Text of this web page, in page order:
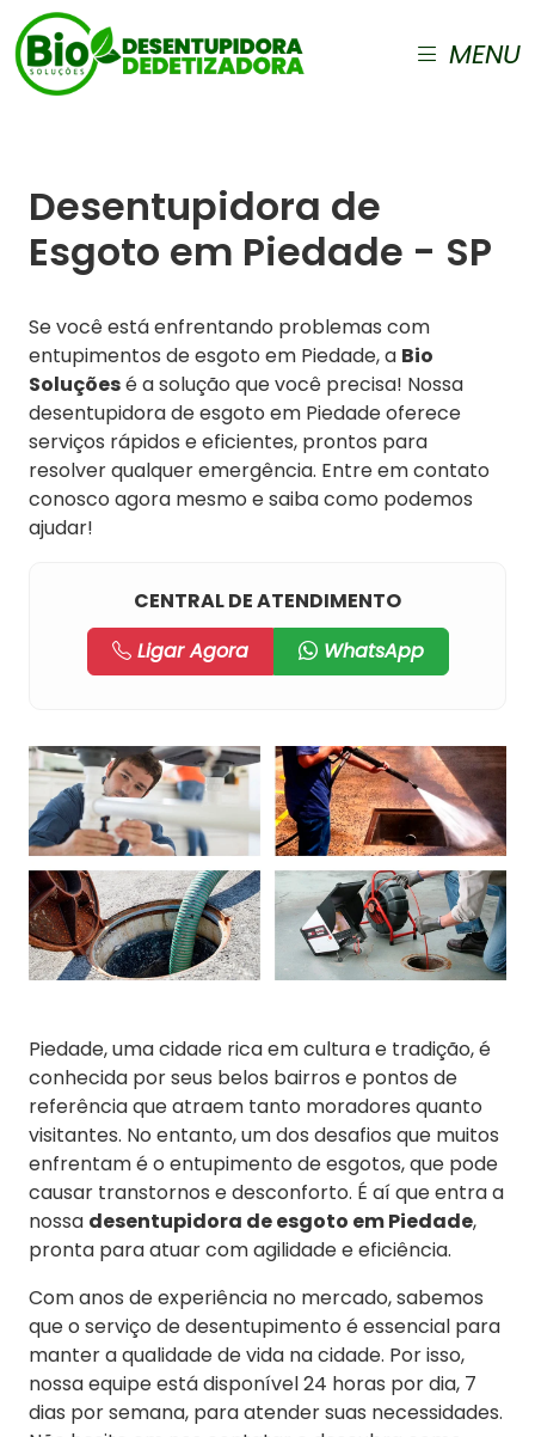
MENU
Desentupidora de
Esgoto em Piedade - SP
Se você está enfrentando problemas com
entupimentos de esgoto em Piedade, a Bio
Soluçõesé a solução que você precisa! Nossa
desentupidora de esgoto em Piedade oferece
serviços rápidos e eficientes, prontos para
resolver qualquer emergência. Entre em contato
conosco agora mesmo e saiba como podemos
ajudar!
CENTRAL DE ATENDIMENTO
Ligar Agora
WhatsApp
Piedade, uma cidade rica em cultura e tradição, é
conhecida por seus belos bairros e pontos de
referência que atraem tanto moradores quanto
visitantes. No entanto, um dos desafios que muitos
enfrentam é o entupimento de esgotos, que pode
causar transtornos e desconforto. É aí que entra a
nossa desentupidora de esgoto em Piedade,
pronta para atuar com agilidade e eficiência.
Com anos de experiência no mercado, sabemos
que o serviço de desentupimento é essencial para
manter a qualidade de vida na cidade. Por isso,
nossa equipe está disponível 24 horas por dia, 7
dias por semana, para atender suas necessidades.